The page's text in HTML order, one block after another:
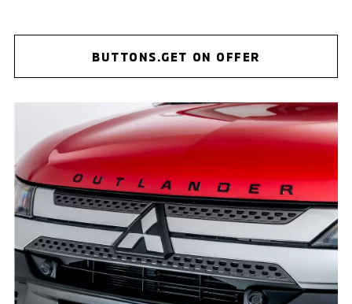
BUTTONS.GET ON OFFER